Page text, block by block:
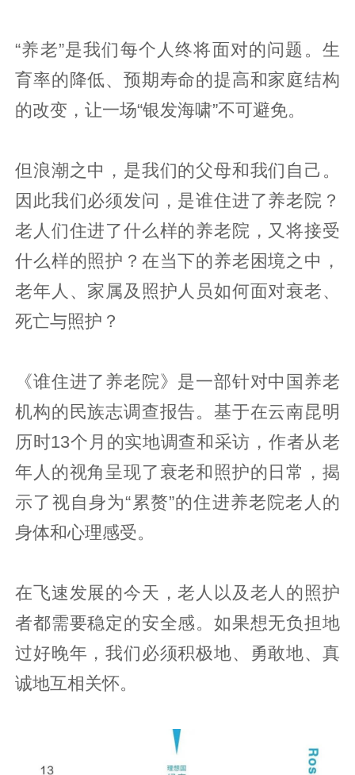
“养老”是我们每个人终将面对的问题。生
育率的降低、预期寿命的提高和家庭结构
的改变，让一场“银发海啸”不可避免。
但浪潮之中，是我们的父母和我们自己。
因此我们必须发问，是谁住进了养老院？
老人们住进了什么样的养老院，又将接受
什么样的照护？在当下的养老困境之中，
老年人、家属及照护人员如何面对衰老、
死亡与照护？
《谁住进了养老院》是一部针对中国养老
机构的民族志调查报告。基于在云南昆明
历时13个月的实地调查和采访，作者从老
年人的视角呈现了衰老和照护的日常，揭
示了视自身为“累赘”的住进养老院老人的
身体和心理感受。
在飞速发展的今天，老人以及老人的照护
者都需要稳定的安全感。如果想无负担地
过好晚年，我们必须积极地、勇敢地、真
诚地互相关怀。